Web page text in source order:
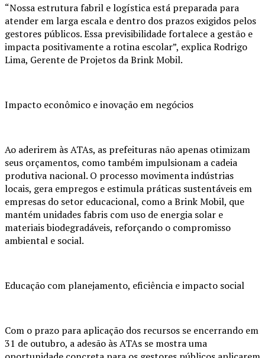
“Nossa estrutura fabril e logística está preparada para
atender em larga escala e dentro dos prazos exigidos pelos
gestores públicos. Essa previsibilidade fortalece a gestão e
impacta positivamente a rotina escolar”, explica Rodrigo
Lima, Gerente de Projetos da Brink Mobil.
Impacto econômico e inovação em negócios
Ao aderirem às ATAs, as prefeituras não apenas otimizam
seus orçamentos, como também impulsionam a cadeia
produtiva nacional. O processo movimenta indústrias
locais, gera empregos e estimula práticas sustentáveis em
empresas do setor educacional, como a Brink Mobil, que
mantém unidades fabris com uso de energia solar e
materiais biodegradáveis, reforçando o compromisso
ambiental e social.
Educação com planejamento, eficiência e impacto social
Com o prazo para aplicação dos recursos se encerrando em
31 de outubro, a adesão às ATAs se mostra uma